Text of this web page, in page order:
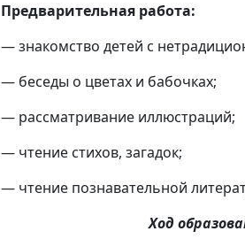
Предварительная работа:
— знакомство детей с
— беседы о цветах и бабочках;
— рассматривание иллюстраций;
— чтение стихов, загадок;
— чтение познавательной
Ход